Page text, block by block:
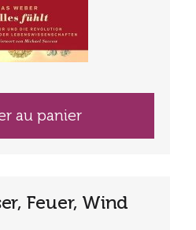
au panier
Feuer, Wind